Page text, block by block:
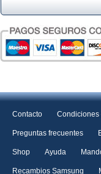
Contacto Condiciones
Preguntas frecuentes
Shop Ayuda
Recambios Samsung